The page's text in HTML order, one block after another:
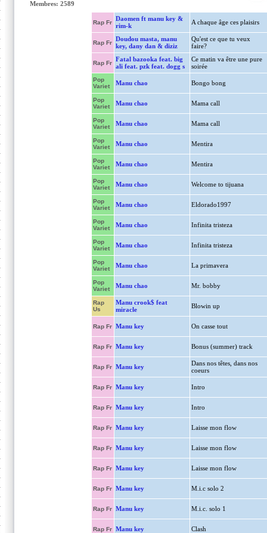
Membres: 2589
Rap Fr
Daomen ft manu key &
rim-k
A chaque âge ces plaisirs
Rap Fr
Doudou masta, manu
key, dany dan & diziz
Qu'est ce que tu veux
faire?
Rap Fr
Fatal bazooka feat. big
ali feat. pzk feat. dogg s
Ce matin va être une pure
soirée
Pop
Variet
Manu chao Bongo bong
Pop
Variet
Manu chao Mama call
Pop
Variet
Manu chao Mama call
Pop
Variet
Manu chao Mentira
Pop
Variet
Manu chao Mentira
Pop
Variet
Manu chao Welcome to tijuana
Pop
Variet
Manu chao Eldorado1997
Pop
Variet
Manu chao Infinita tristeza
Pop
Variet
Manu chao Infinita tristeza
Pop
Variet
Manu chao La primavera
Pop
Variet
Manu chao Mr. bobby
Rap
Us
Manu crook$ feat
miracle
Blowin up
Rap Fr Manu key On casse tout
Rap Fr Manu key Bonus (summer) track
Rap Fr Manu key
Dans nos têtes, dans nos
coeurs
Rap Fr Manu key Intro
Rap Fr Manu key Intro
Rap Fr Manu key Laisse mon flow
Rap Fr Manu key Laisse mon flow
Rap Fr Manu key Laisse mon flow
Rap Fr Manu key M.i.c solo 2
Rap Fr Manu key M.i.c. solo 1
Rap Fr Manu key Clash